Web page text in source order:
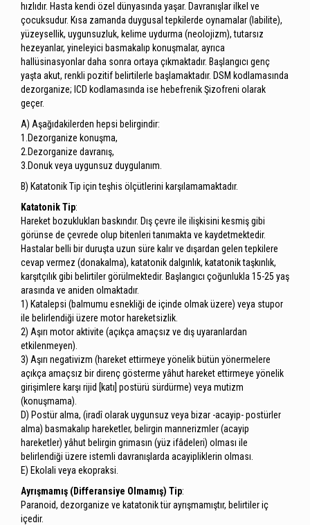
hızlıdır. Hasta kendi özel dünyasında yaşar. Davranışlar ilkel ve
çocuksudur. Kısa zamanda duygusal tepkilerde oynamalar (labilite),
yüzeysellik, uygunsuzluk, kelime uydurma (neolojizm), tutarsız
hezeyanlar, yineleyici basmakalıp konuşmalar, ayrıca
hallüsinasyonlar daha sonra ortaya çıkmaktadır. Başlangıcı genç
yaşta akut, renkli pozitif belirtilerle başlamaktadır. DSM kodlamasında
dezorganize; ICD kodlamasında ise hebefrenik Şizofreni olarak
geçer.
A) Aşağıdakilerden hepsi belirgindir:
1.Dezorganize konuşma,
2.Dezorganize davranış,
3.Donuk veya uygunsuz duygulanım.
B) Katatonik Tip için teşhis ölçütlerini karşılamamaktadır.
Katatonik Tip:
Hareket bozuklukları baskındır. Dış çevre ile ilişkisini kesmiş gibi
görünse de çevrede olup bitenleri tanımakta ve kaydetmektedir.
Hastalar belli bir duruşta uzun süre kalır ve dışardan gelen tepkilere
cevap vermez (donakalma), katatonik dalgınlık, katatonik taşkınlık,
karşıtçılık gibi belirtiler görülmektedir. Başlangıcı çoğunlukla 15-25 yaş
arasında ve aniden olmaktadır.
1) Katalepsi (balmumu esnekliği de içinde olmak üzere) veya stupor
ile belirlendiği üzere motor hareketsizlik.
2) Aşırı motor aktivite (açıkça amaçsız ve dış uyaranlardan
etkilenmeyen).
3) Aşırı negativizm (hareket ettirmeye yönelik bütün yönermelere
açıkça amaçsız bir direnç gösterme yâhut hareket ettirmeye yönelik
girişimlere karşı rijid [katı] postürü sürdürme) veya mutizm
(konuşmama).
D) Postür alma, (iradî olarak uygunsuz veya bizar -acayip- postürler
alma) basmakalıp hareketler, belirgin mannerizmler (acayip
hareketler) yâhut belirgin grimasın (yüz ifâdeleri) olması ile
belirlendiği üzere istemli davranışlarda acayipliklerin olması.
E) Ekolali veya ekopraksi.
Ayrışmamış (Differansiye Olmamış) Tip:
Paranoid, dezorganize ve katatonik tür ayrışmamıştır, belirtiler iç
içedir.